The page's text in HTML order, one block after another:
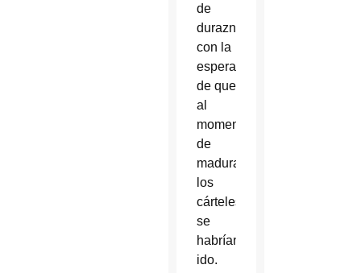
de
durazno
con la
esperanza
de que
al
momento
de
madurar,
los
cárteles
se
habrían
ido.